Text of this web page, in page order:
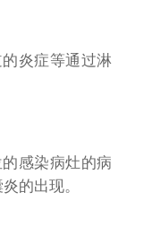
炎症等通过淋
感染病灶的病
的出现。